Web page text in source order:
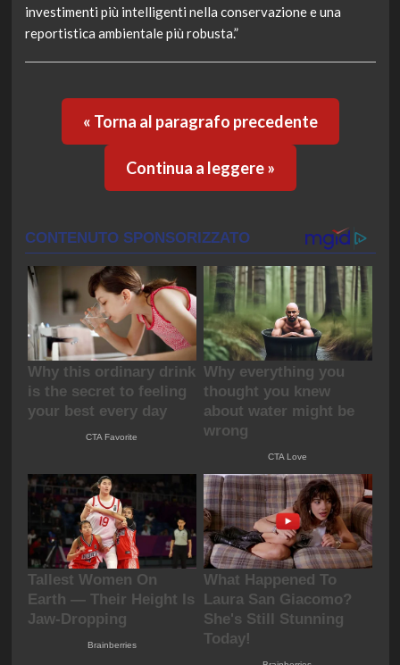
investimenti più intelligenti nella conservazione e una
reportistica ambientale più robusta.”
« Torna al paragrafo precedente
Continua a leggere »